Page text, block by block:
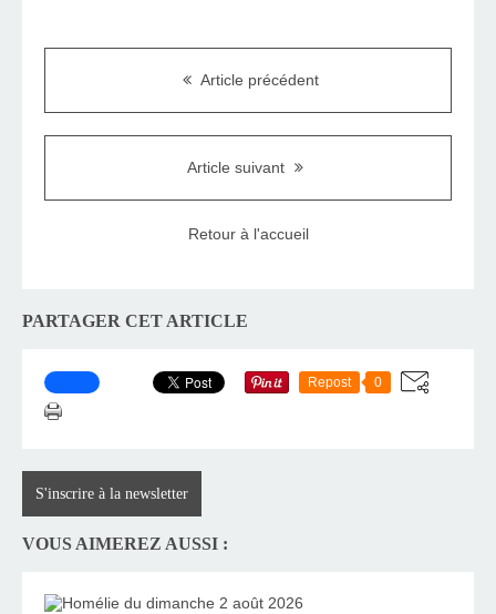
Article précédent
Article suivant
Retour à l'accueil
PARTAGER CET ARTICLE
Repost 0
S'inscrire à la newsletter
VOUS AIMEREZ AUSSI :